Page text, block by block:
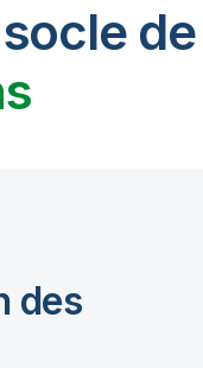
des